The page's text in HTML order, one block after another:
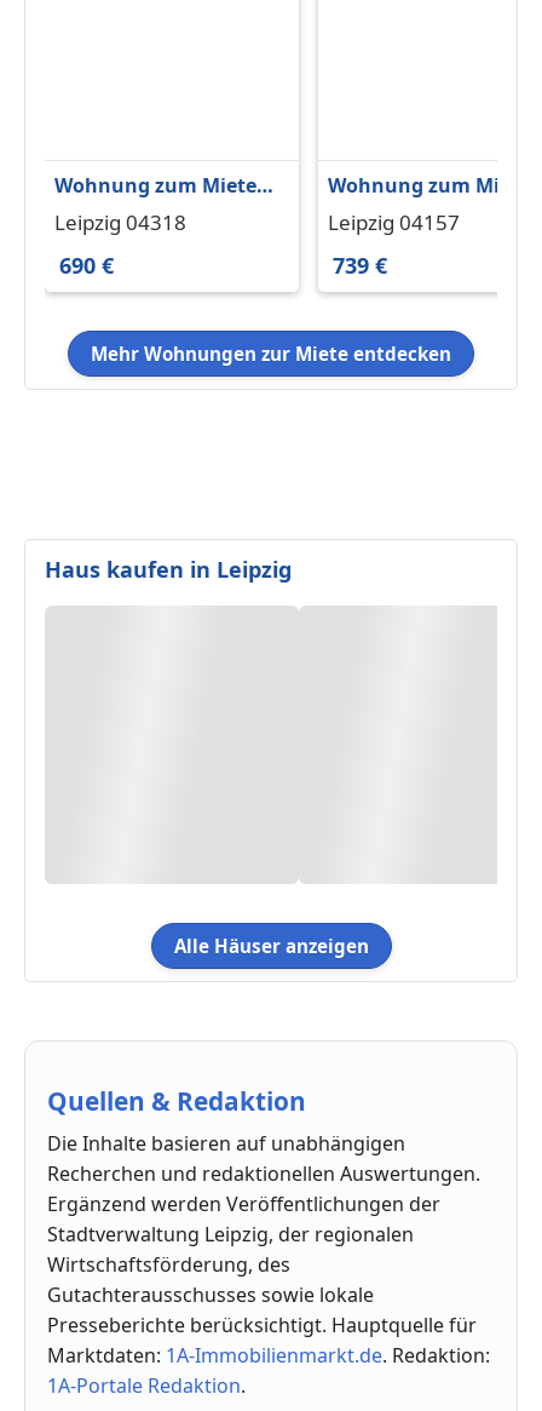
Wohnung zum Mieten
in Leipzig 690 € 95.55
Leipzig 04318
690 €
Wohnung zum Mieten
in Leipzig 739 € 57 m²
Leipzig 04157
739 €
Mehr Wohnungen zur Miete entdecken
Haus kaufen in Leipzig
Alle Häuser anzeigen
Quellen & Redaktion
Die Inhalte basieren auf unabhängigen
Recherchen und redaktionellen Auswertungen.
Ergänzend werden Veröffentlichungen der
Stadtverwaltung Leipzig, der regionalen
Wirtschaftsförderung, des
Gutachterausschusses sowie lokale
Presseberichte berücksichtigt. Hauptquelle für
Marktdaten: 1A-Immobilienmarkt.de. Redaktion:
1A-Portale Redaktion.